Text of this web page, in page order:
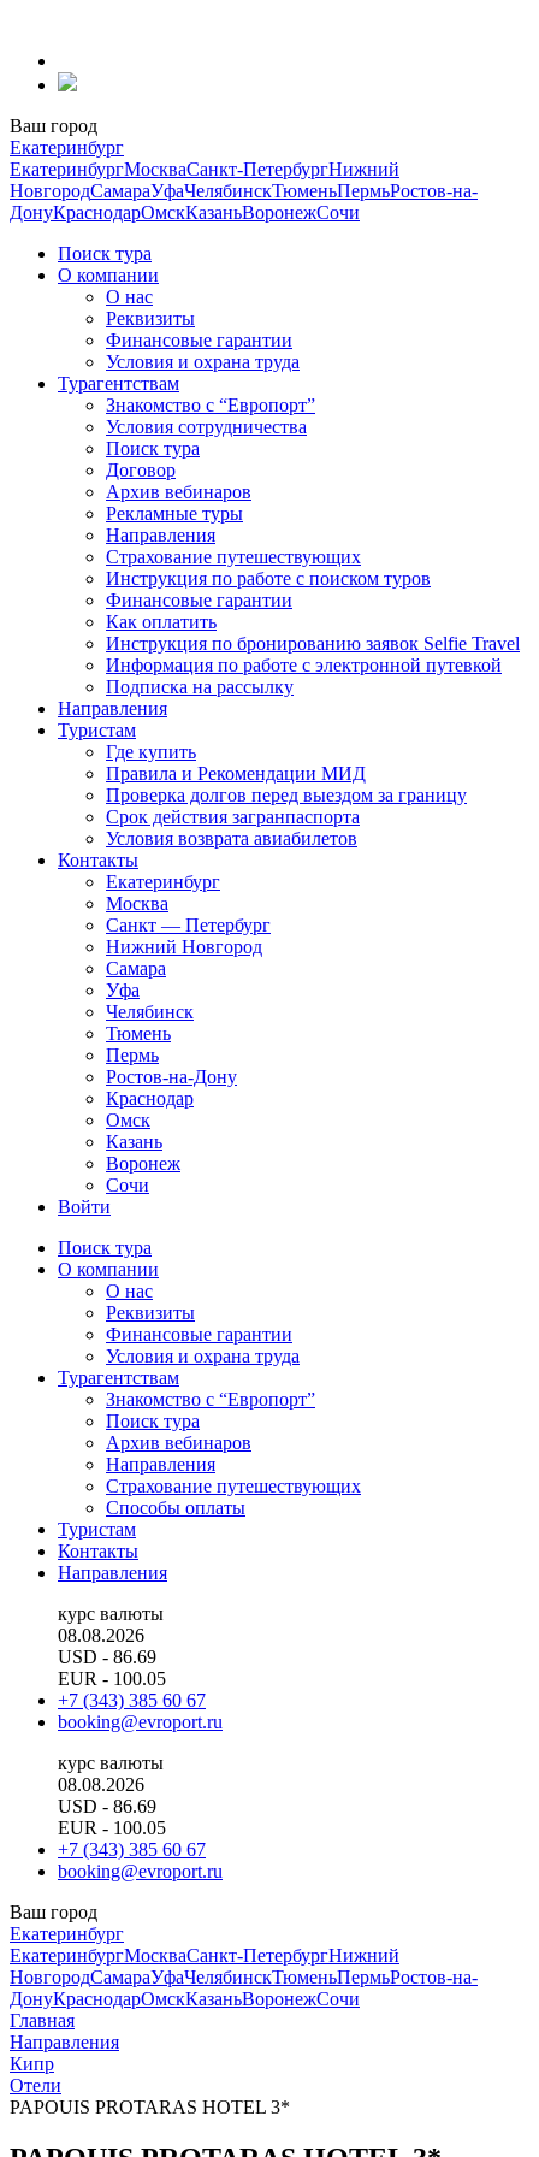
содержанию
Ваш город
Екатеринбург
ЕкатеринбургМоскваСанкт-ПетербургНижний
НовгородСамараУфаЧелябинскТюменьПермьРостов-на-
ДонуКраснодарОмскКазаньВоронежСочи
Поиск тура
О компании
О нас
Реквизиты
Финансовые гарантии
Условия и охрана труда
Турагентствам
Знакомство с “Европорт”
Условия сотрудничества
Поиск тура
Договор
Архив вебинаров
Рекламные туры
Направления
Страхование путешествующих
Инструкция по работе с поиском туров
Финансовые гарантии
Как оплатить
Инструкция по бронированию заявок Selfie Travel
Информация по работе с электронной путевкой
Подписка на рассылку
Направления
Туристам
Где купить
Правила и Рекомендации МИД
Проверка долгов перед выездом за границу
Срок действия загранпаспорта
Условия возврата авиабилетов
Контакты
Екатеринбург
Москва
Санкт — Петербург
Нижний Новгород
Самара
Уфа
Челябинск
Тюмень
Пермь
Ростов-на-Дону
Краснодар
Омск
Казань
Воронеж
Сочи
Войти
Поиск тура
О компании
О нас
Реквизиты
Финансовые гарантии
Условия и охрана труда
Турагентствам
Знакомство с “Европорт”
Поиск тура
Архив вебинаров
Направления
Страхование путешествующих
Способы оплаты
Туристам
Контакты
Направления
курс валюты
08.08.2026
USD - 86.69
EUR - 100.05
+7 (343) 385 60 67
booking@evroport.ru
курс валюты
08.08.2026
USD - 86.69
EUR - 100.05
+7 (343) 385 60 67
booking@evroport.ru
Ваш город
Екатеринбург
ЕкатеринбургМоскваСанкт-ПетербургНижний
НовгородСамараУфаЧелябинскТюменьПермьРостов-на-
ДонуКраснодарОмскКазаньВоронежСочи
Главная
Направления
Кипр
Отели
PAPOUIS PROTARAS HOTEL 3*